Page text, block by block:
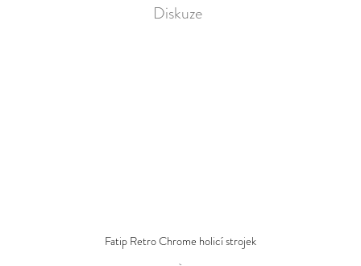
Diskuze
Fatip Retro Chrome holicí strojek